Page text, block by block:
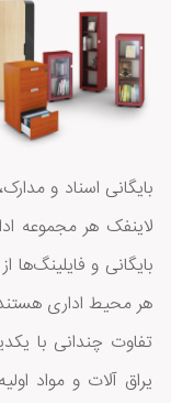
بایگانی اسناد و
لاینفک هر مجموعه
بایگانی و فایلینگ‌ها
هر محیط اداری
تفاوت چندانی با
یراق آلات و مواد